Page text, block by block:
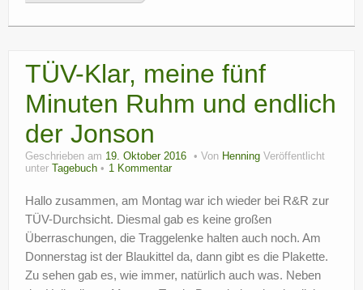
TÜV-Klar, meine fünf
Minuten Ruhm und endlich
der Jonson
Geschrieben am 19. Oktober 2016 Von Henning Veröffentlicht
unter
Tagebuch 1 Kommentar
Hallo zusammen, am Montag war ich wieder bei R&R zur
TÜV-Durchsicht. Diesmal gab es keine großen
Überraschungen, die Traggelenke halten auch noch. Am
Donnerstag ist der Blaukittel da, dann gibt es die Plakette.
Zu sehen gab es, wie immer, natürlich auch was. Neben